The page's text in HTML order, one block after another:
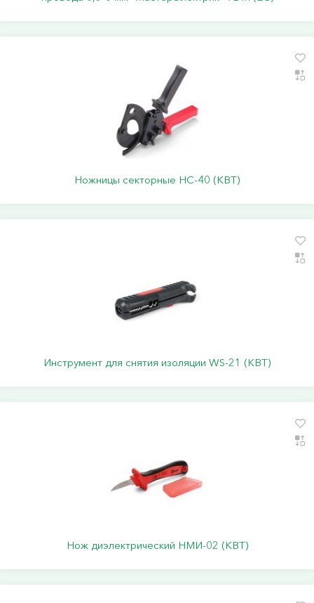
Ножницы секторные НС-40 (КВТ)
Инструмент для снятия изоляции WS-21 (КВТ)
Нож диэлектрический НМИ-02 (КВТ)